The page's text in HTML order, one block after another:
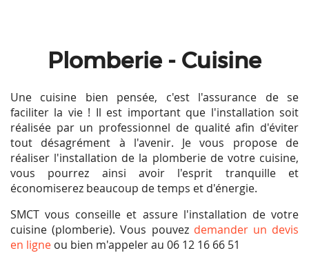
Plomberie - Cuisine
Une cuisine bien pensée, c'est l'assurance de se
faciliter la vie ! Il est important que l'installation soit
réalisée par un professionnel de qualité afin d'éviter
tout désagrément à l'avenir. Je vous propose de
réaliser l'installation de la plomberie de votre cuisine,
vous pourrez ainsi avoir l'esprit tranquille et
économiserez beaucoup de temps et d'énergie.
SMCT vous conseille et assure l'installation de votre
cuisine (plomberie). Vous pouvez demander un devis
en ligne ou bien m'appeler au 06 12 16 66 51